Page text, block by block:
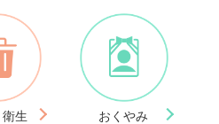
衛生 おくやみ